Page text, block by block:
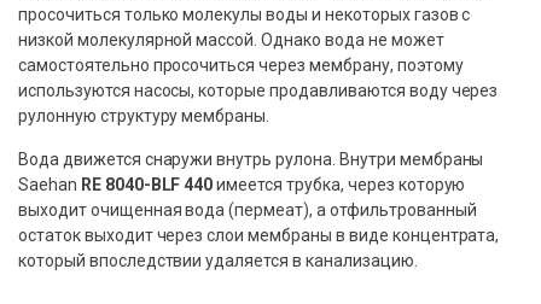
просочиться только молекулы воды и некоторых газов с
низкой молекулярной массой. Однако вода не может
самостоятельно просочиться через мембрану, поэтому
используются насосы, которые продавливаются воду через
рулонную структуру мембраны.
Вода движется снаружи внутрь рулона. Внутри мембраны
Saehan RE 8040-BLF 440имеется трубка, через которую
выходит очищенная вода (пермеат), а отфильтрованный
остаток выходит через слои мембраны в виде концентрата,
который впоследствии удаляется в канализацию.